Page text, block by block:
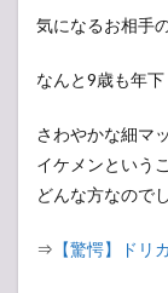
気になるお相手
なんと9歳も年下
さわやかな細マ
イケメンという
どんな方なので
⇒ 【驚愕】ドリ